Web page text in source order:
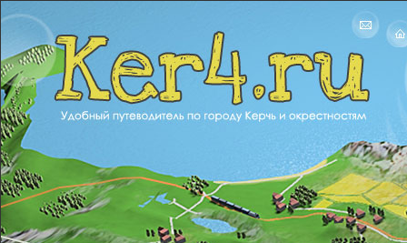
Ker4.ru
Удобный путеводитель по городу Керчь и окрестностям